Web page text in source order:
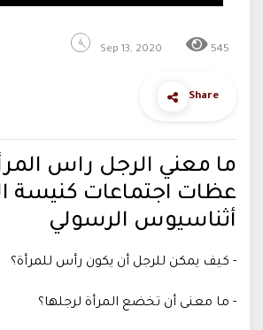
Sep 13, 2020 545
Share
ما معني الرجل راس
عظات اجتماعات كنيسة
أثناسيوس الرسولي
- كيف يمكن للرجل أن يكون رأس للمرأة؟
- ما معنى أن تخضع المرأة لرجلها؟